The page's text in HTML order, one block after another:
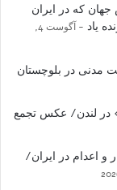
جهان که در ایران
یاد
آگوست 4,
مدنی در بلوچستان
در لندن/ عکس تجمع
و اعدام در ایران/